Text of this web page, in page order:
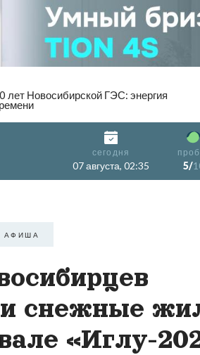
лет Новосибирской ГЭС: энергия
сегодня
07 августа, 02:35 5/
АФИША
снежные
«Иглу-